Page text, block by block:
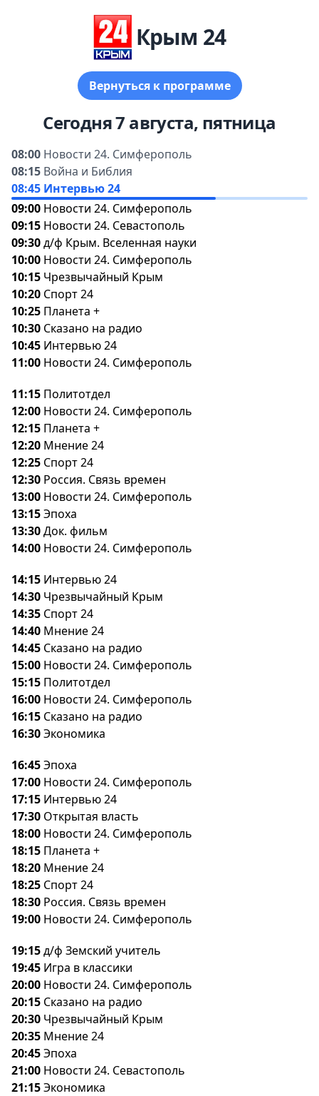
Крым 24
ернуться к программе
Сегодня 7 августа, пятница
08:00 Новости 24. Симферополь
08:15 ойна и Библия
08:45 Интервью 24
09:00 Новости 24. Симферополь
09:15 Новости 24. Севастополь
09:30д/ф Крым. Вселенная науки
10:00 Новости 24. Симферополь
10:15 Чрезвычайный Крым
10:20 Спорт 24
10:25 Планета +
10:30 Сказано на радио
10:45 Интервью 24
11:00 Новости 24. Симферополь
11:15 Политотдел
12:00 Новости 24. Симферополь
12:15 Планета +
12:20 Мнение 24
12:25 Спорт 24
12:30 Россия. Связь времен
13:00 Новости 24. Симферополь
13:15Эпоха
13:30Док. фильм
14:00 Новости 24. Симферополь
14:15 Интервью 24
14:30 Чрезвычайный Крым
14:35 Спорт 24
14:40 Мнение 24
14:45 Сказано на радио
15:00 Новости 24. Симферополь
15:15 Политотдел
16:00 Новости 24. Симферополь
16:15 Сказано на радио
16:30Экономика
16:45Эпоха
17:00 Новости 24. Симферополь
17:15 Интервью 24
17:30 Открытая власть
18:00 Новости 24. Симферополь
18:15 Планета +
18:20 Мнение 24
18:25 Спорт 24
18:30 Россия. Связь времен
19:00 Новости 24. Симферополь
19:15д/ф Земский учитель
19:45 Игра в классики
20:00 Новости 24. Симферополь
20:15 Сказано на радио
20:30 Чрезвычайный Крым
20:35 Мнение 24
20:45Эпоха
21:00 Новости 24. Севастополь
21:15Экономика